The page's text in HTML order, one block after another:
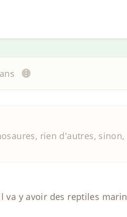
rien d'autres,
y avoir des reptiles